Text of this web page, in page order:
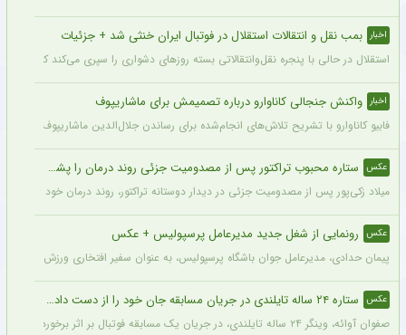
اخبار بمب نقل و انتقالات استقلال در فوتبال ایران خنثی شد + جزئیات
استقلال در حالی با پنجره نقل‌وانتقالاتی بسته روزهای دشواری را سپری می‌کند که در
اخبار واکنش جنجالی کاناوارو درباره تصمیمش برای ماشاریپوف
فابیو کاناوارو با تشریح تلاش‌های انجام‌شده برای رساندن جلال‌الدین ماشاریپوف به
عکس ستاره محبوب تراکتور پس از مصدومیت جزئی روند درمان را پشت سر گذاشت + عکس
میلاد زکی‌پور پس از مصدومیت جزئی در دیدار دوستانه تراکتور، روند درمان خود را
عکس رونمایی از شغل جدید مدیرعامل پرسپولیس + عکس
پیمان حدادی، مدیرعامل جوان باشگاه پرسپولیس، به عنوان سفیر افتخاری ورزش چوگان
عکس ستاره ۲۴ ساله تایلندی در جریان مسابقه جان خود را از دست داد + عکس
صفوان آوائه، وینگر ۲۴ ساله تایلندی، در جریان یک مسابقه فوتبال بر اثر برخورد صاعقه جان خود را از دست داد.